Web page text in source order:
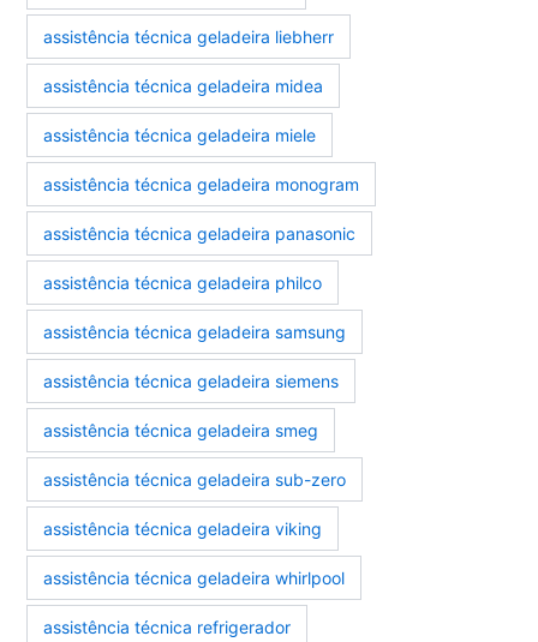
assistência técnica geladeira liebherr
assistência técnica geladeira midea
assistência técnica geladeira miele
assistência técnica geladeira monogram
assistência técnica geladeira panasonic
assistência técnica geladeira philco
assistência técnica geladeira samsung
assistência técnica geladeira siemens
assistência técnica geladeira smeg
assistência técnica geladeira sub-zero
assistência técnica geladeira viking
assistência técnica geladeira whirlpool
assistência técnica refrigerador